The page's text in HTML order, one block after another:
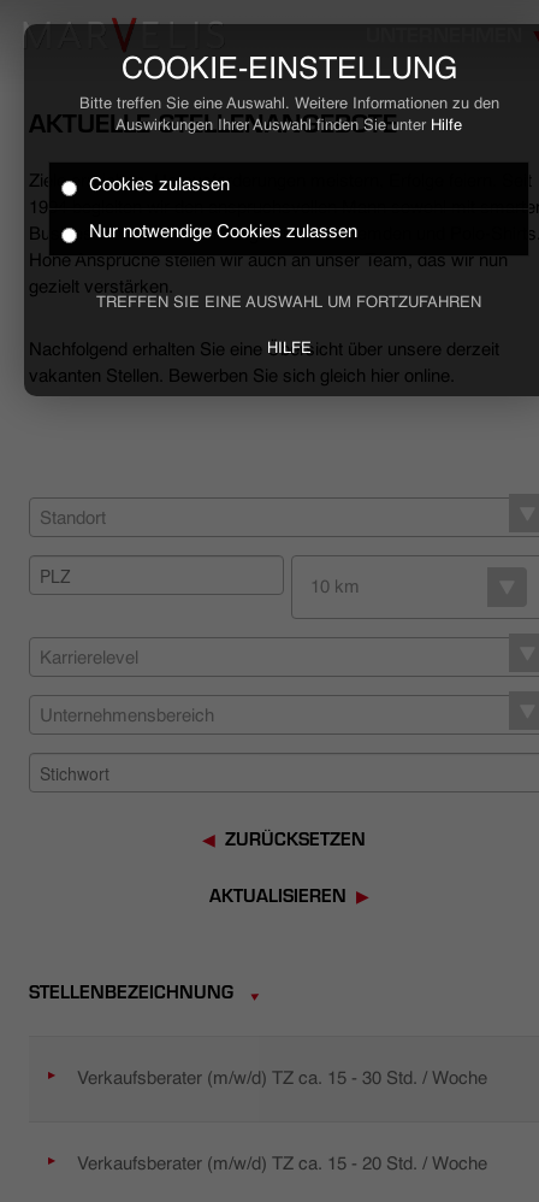
COOKIE-EINSTELLUNG
Bitte treffen Sie eine Auswahl. Weitere Informationen zu den
Auswirkungen Ihrer Auswahl finden Sie unter Hilfe
Cookies zulassen
Nur notwendige Cookies zulassen
TREFFEN SIE EINE AUSWAHL UM FORTZUFAHREN
HILFE
HOME
BUSINESS
UNTERNEHMEN
NACHHALTIGKEIT
HÄNDLERSUCHE
AKTUELLE STELLENANGEBOTE
Ziele erreichen, Herausforderungen meistern, Erfolge feiern. Seit
1994 begleiten wir den anspruchsvollen Mann sowohl mit
Business- als auch mit lässigen Casual-Hemden und Polo-
Hohe Ansprüche stellen wir auch an unser Team, das wir nun
gezielt verstärken.
Nachfolgend erhalten Sie eine Übersicht über unsere derzeit
vakanten Stellen. Bewerben Sie sich gleich hier online.
Standort
10 km
Karrierelevel
Unternehmensbereich
ZURÜCKSETZEN
AKTUALISIEREN
STELLENBEZEICHNUNG
Verkaufsberater (m/w/d) TZ ca. 15 - 30 Std. / Woche
Verkaufsberater (m/w/d) TZ ca. 15 - 20 Std. / Woche